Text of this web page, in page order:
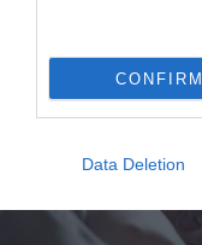
CONFIRM
Data Deletion